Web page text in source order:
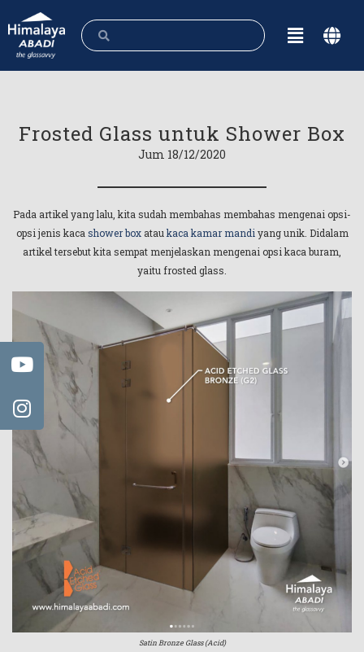
Frosted Glass untuk Shower Box
Jum 18/12/2020
Pada artikel yang lalu, kita sudah membahas membahas mengenai opsi-
opsi jenis kaca shower boxatau kaca kamar mandi yang unik. Didalam
artikel tersebut kita sempat menjelaskan mengenai opsi kaca buram,
yaitu frosted glass.
Satin Bronze Glass (Acid)